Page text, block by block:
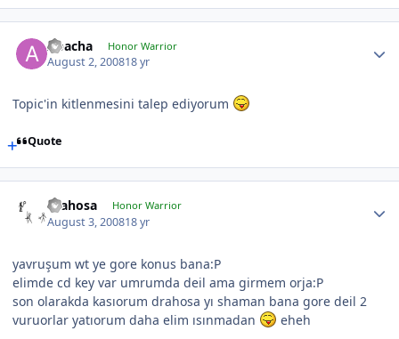
Apacha Honor Warrior
August 2, 200818 yr
Topic'in kitlenmesini talep ediyorum
Quote
drahosa Honor Warrior
August 3, 200818 yr
yavruşum wt ye gore konus bana:P
elimde cd key var umrumda deil ama girmem orja:P
son olarakda kasıorum drahosa yı shaman bana gore deil 2
vuruorlar yatıorum daha elim ısınmadan
eheh